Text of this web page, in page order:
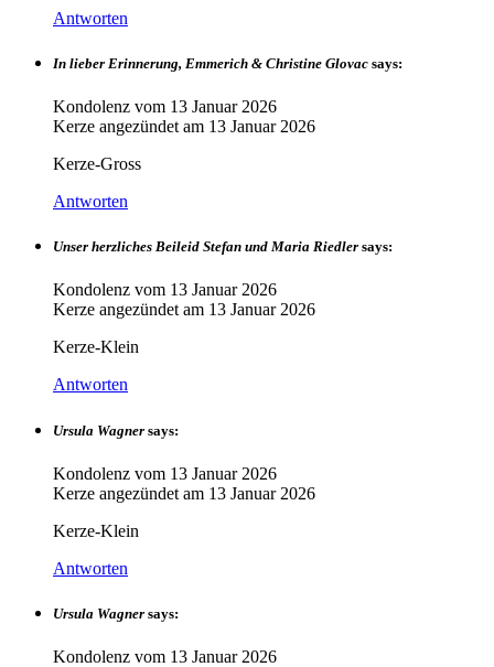
Antworten
In lieber Erinnerung, Emmerich & Christine Glovac says:
Kondolenz vom 13 Januar 2026
Kerze angezündet am 13 Januar 2026
Kerze-Gross
Antworten
Unser herzliches Beileid Stefan und Maria Riedler says:
Kondolenz vom 13 Januar 2026
Kerze angezündet am 13 Januar 2026
Kerze-Klein
Antworten
Ursula Wagner says:
Kondolenz vom 13 Januar 2026
Kerze angezündet am 13 Januar 2026
Kerze-Klein
Antworten
Ursula Wagner says:
Kondolenz vom 13 Januar 2026